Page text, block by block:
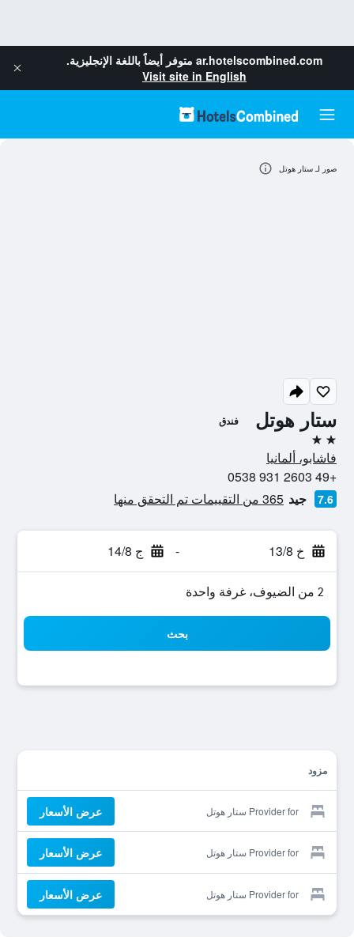
ar.hotelscombined.com متوفر أيضاً باللغة الإنجليزية.
Visit site in English
ستار هوتل فندق
2 نجمتين
فاشابو، ألمانيا
+49 2603 931 0538
7.6 جيد 365 من التقييمات تم التحقق منها
خ 13/8 - ج 14/8
2 من الضيوف، غرفة واحدة
بحث
مزود
Provider for ستار هوتل عرض الأسعار
Provider for ستار هوتل عرض الأسعار
Provider for ستار هوتل عرض الأسعار
صور لـ ستار هوتل